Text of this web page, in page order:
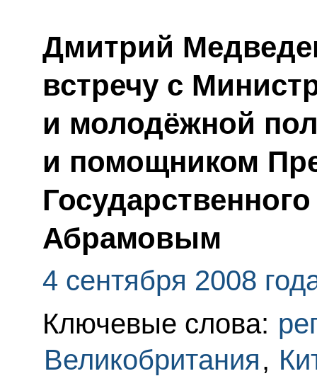
Дмитрий
встречу с
и молодёжной
и помощником
Абрамовым
4 сентября 2008
Ключевые слова:
Великобритания,